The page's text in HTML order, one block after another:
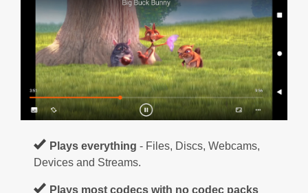
Plays everything - Files, Discs, Webcams,
Devices and Streams.
Plays most codecs with no codec packs